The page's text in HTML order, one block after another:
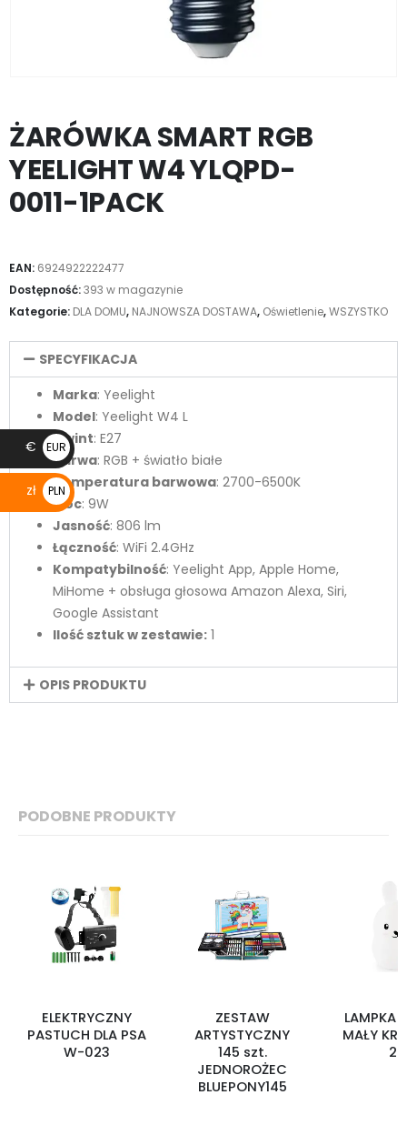
ŻARÓWKA SMART RGB
YEELIGHT W4 YLQPD-
0011-1PACK
EAN: 6924922222477
Dostępność:393 w magazynie
Kategorie: DLA DOMU, NAJNOWSZA DOSTAWA, Oświetlenie,WSZYSTKO
SPECYFIKACJA
Marka: Yeelight
Model: Yeelight W4 L
Gwint: E27
Barwa: RGB + światło białe
Temperatura barwowa: 2700-6500K
Moc: 9W
Jasność: 806 lm
Łączność: WiFi 2.4GHz
Kompatybilność: Yeelight App, Apple Home,
MiHome + obsługa głosowa Amazon Alexa, Siri,
Google Assistant
Ilość sztuk w zestawie: 1
OPIS PRODUKTU
PODOBNE PRODUKTY
ELEKTRYCZNY
PASTUCH DLA PSA
W-023
ZESTAW
ARTYSTYCZNY
145 szt.
JEDNOROŻEC
BLUEPONY145
LAMPKA
MAŁY
20
€
EUR
€
zł
PLN
zł